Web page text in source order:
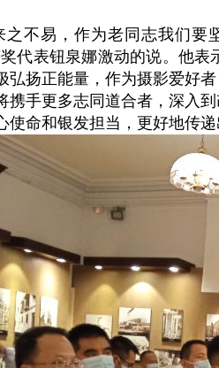
之不易，作为老同志我们
代表钮泉娜激动的说。他
弘扬正能量，作为摄影爱好
携手更多志同道合者，深入
使命和银发担当，更好地传